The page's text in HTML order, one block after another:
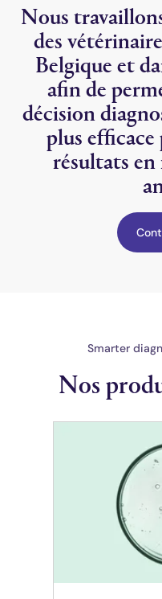
Nous
des
Belgique et
afin de
décision
plus
résultats
Smarter
Nos